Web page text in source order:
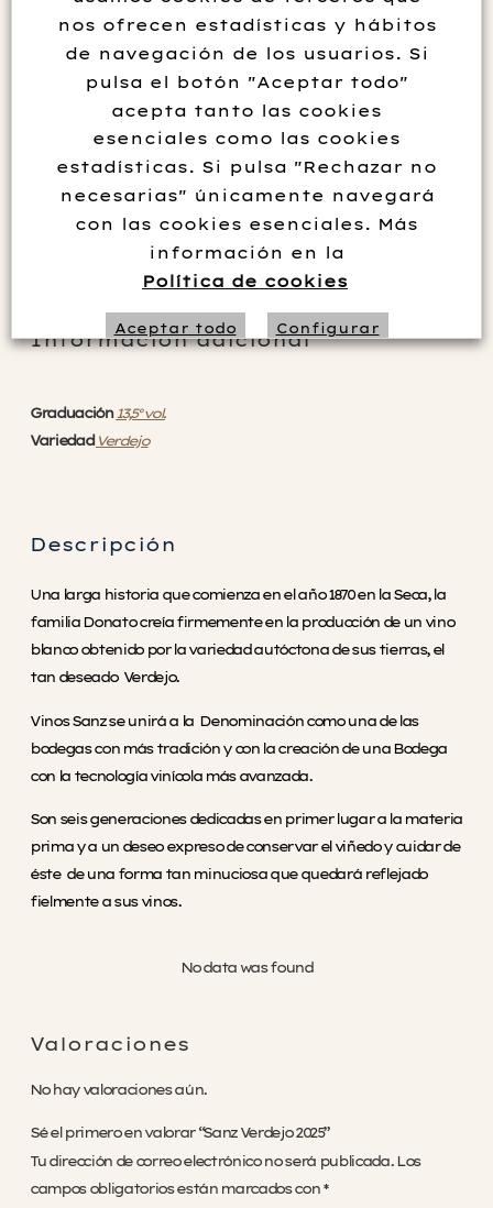
insignia. Una herencia con una historia profunda de
prestigio.
Elaborado con la variedad insignia de la Seca , es joven,
afrutado, brillante. Es una joya de Rueda.
Añadir al carrito
Información adicional
Graduación13,5° vol.
Variedad Verdejo
Descripción
Una larga historia que comienza en el año 1870 en la Seca, la
familia Donato creía firmemente en la producción de un vino
blanco obtenido por la variedad autóctona de sus tierras, el
tan deseado Verdejo.
Vinos Sanz se unirá a la Denominación como una de las
bodegas con más tradición y con la creación de una Bodega
con la tecnología vinícola más avanzada.
Son seis generaciones dedicadas en primer lugar a la materia
prima y a un deseo expreso de conservar el viñedo y cuidar de
éste de una forma tan minuciosa que quedará reflejado
fielmente a sus vinos.
No data was found
Valoraciones
No hay valoraciones aún.
Sé el primero en valorar “Sanz Verdejo 2025”
Tu dirección de correo electrónico no será publicada. Los
campos obligatorios están marcados con *
nos ofrecen estadísticas y hábitos
de navegación de los usuarios. Si
pulsa el botón "Aceptar todo"
acepta tanto las cookies
esenciales como las cookies
estadísticas. Si pulsa "Rechazar no
necesarias" únicamente navegará
con las cookies esenciales. Más
información en la
Política de cookies
Aceptar todo Configurar